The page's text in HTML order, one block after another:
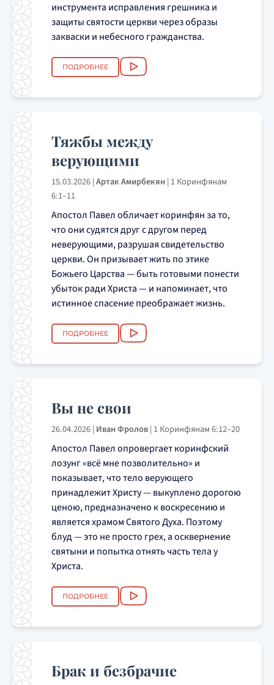
инструмента исправления грешника и
защиты святости церкви через образы
закваски и небесного гражданства.
ПОДРОБНЕЕ
Тяжбы между
верующими
15.03.2026|Артак Амирбекян|1 Коринфянам
6:1–11
Апостол Павел обличает коринфян за то,
что они судятся друг с другом перед
неверующими, разрушая свидетельство
церкви. Он призывает жить по этике
Божьего Царства — быть готовыми понести
убыток ради Христа — и напоминает, что
истинное спасение преображает жизнь.
ПОДРОБНЕЕ
Вы не свои
26.04.2026|Иван Фролов|1 Коринфянам 6:12–20
Апостол Павел опровергает коринфский
лозунг «всё мне позволительно» и
показывает, что тело верующего
принадлежит Христу — выкуплено дорогою
ценою, предназначено к воскресению и
является храмом Святого Духа. Поэтому
блуд — это не просто грех, а осквернение
святыни и попытка отнять часть тела у
Христа.
ПОДРОБНЕЕ
Брак и безбрачие